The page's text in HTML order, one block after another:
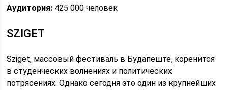
Аудитория: 425 000 человек
SZIGET
Sziget, массовый фестиваль в Будапеште, коренится
в студенческих волнениях и политических
потрясениях. Однако сегодня это один из крупнейших